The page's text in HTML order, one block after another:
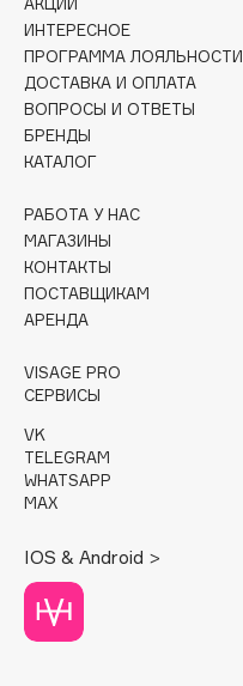
Collagenina
Corimo
CosRX
Cottolina
Cunzite
Curaprox
D
d'Alba
DARLING*
Darphin
Deonica
Dessange
Dior
ИНТЕРЕСНОЕ
ПРОГРАММА ЛОЯЛЬНОСТИ
ДОСТАВКА И ОПЛАТА
ВОПРОСЫ И ОТВЕТЫ
БРЕНДЫ
КАТАЛОГ
РАБОТА У НАС
МАГАЗИНЫ
КОНТАКТЫ
ПОСТАВЩИКАМ
АРЕНДА
VISAGE PRO
СЕРВИСЫ
VK
TELEGRAM
WHATSAPP
MAX
IOS & Android >